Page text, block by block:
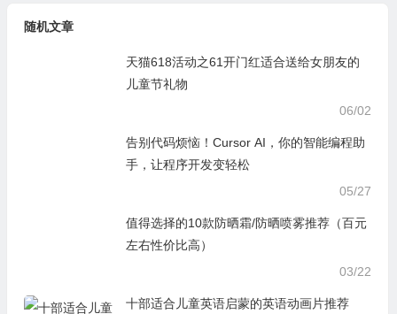
随机文章
天猫618活动之61开门红适合送给女朋友的
儿童节礼物
06/02
告别代码烦恼！Cursor AI，你的智能编程助
手，让程序开发变轻松
05/27
值得选择的10款防晒霜/防晒喷雾推荐（百元
左右性价比高）
03/22
十部适合儿童英语启蒙的英语动画片推荐